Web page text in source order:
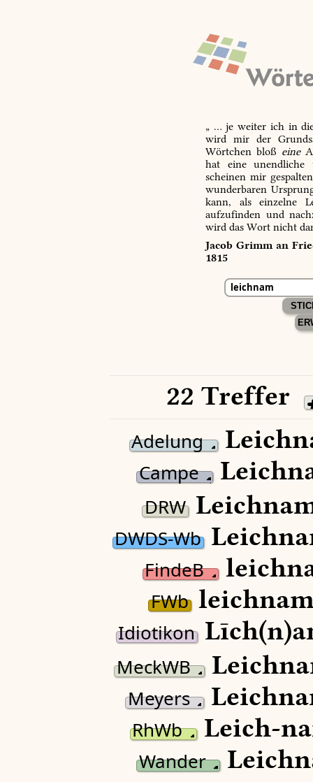
„ … je weiter ich in
wird mir der
Wörtchen bloß eine
hat eine unendliche
scheinen mir
wunderbaren
kann, als einzelne
aufzufinden und
wird das Wort nicht
Jacob Grimm an
1815
22 Treffer
Adelung
Campe
DRW
DWDS-Wb
FindeB
FWb
Idiotikon
MeckWB
Meyers
RhWb Leich-
Wander